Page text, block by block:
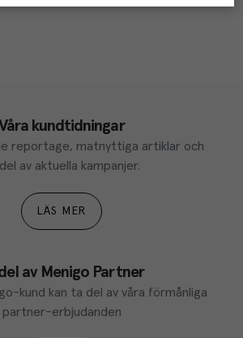
kundtidningar
reportage, matnyttiga artiklar och
av aktuella kampanjer.
LÄS MER
av Menigo Partner
kund kan ta del av våra förmånliga
partner-erbjudanden